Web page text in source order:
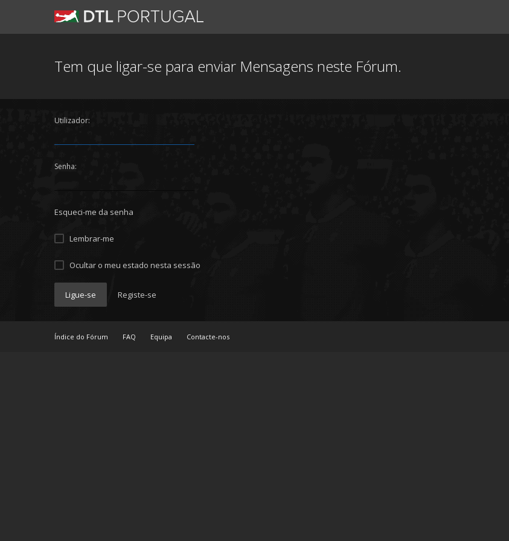
Tem que ligar-se para enviar Mensagens neste Fórum.
Utilizador:
Senha:
Esqueci-me da senha
Lembrar-me
Ocultar o meu estado nesta sessão
Ligue-se Registe-se
Índice do Fórum FAQ Equipa Contacte-nos